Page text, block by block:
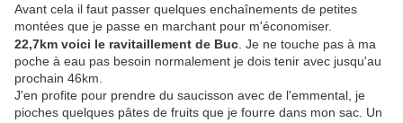
Avant cela il faut passer quelques enchaînements de petites
montées que je passe en marchant pour m'économiser.
22,7km voici le ravitaillement de Buc . Je ne touche pas à ma
poche à eau pas besoin normalement je dois tenir avec jusqu'au
prochain 46km.
J'en profite pour prendre du saucisson avec de l'emmental, je
pioches quelques pâtes de fruits que je fourre dans mon sac. Un